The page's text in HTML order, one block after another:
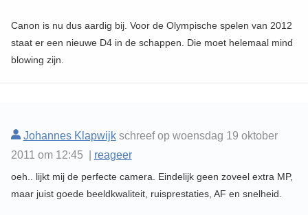
Canon is nu dus aardig bij. Voor de Olympische spelen van 2012
staat er een nieuwe D4 in de schappen. Die moet helemaal mind
blowing zijn.
Johannes Klapwijkschreef op woensdag 19 oktober
2011 om 12:45 | reageer
oeh.. lijkt mij de perfecte camera. Eindelijk geen zoveel extra MP,
maar juist goede beeldkwaliteit, ruisprestaties, AF en snelheid.